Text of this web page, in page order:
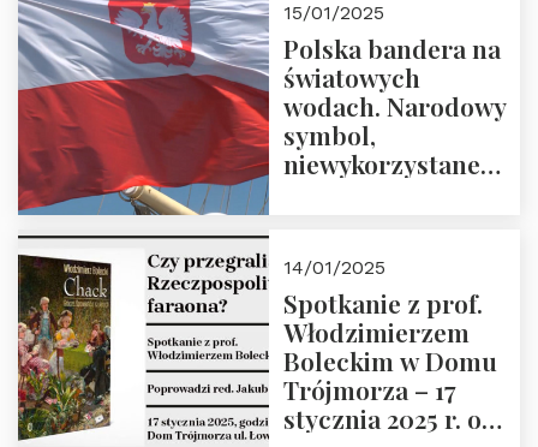
Prowadzi prof.
Zbigniew
Stawrowski
15/01/2025
Polska bandera na
światowych
wodach. Narodowy
symbol,
niewykorzystane
14/01/2025
Spotkanie z prof.
Włodzimierzem
Boleckim w Domu
Trójmorza – 17
stycznia 2025 r. o